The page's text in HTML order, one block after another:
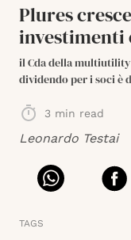
Plures
investimenti
il Cda della
dividendo per i soci è
3 min read
Leonardo Testai
TAGS